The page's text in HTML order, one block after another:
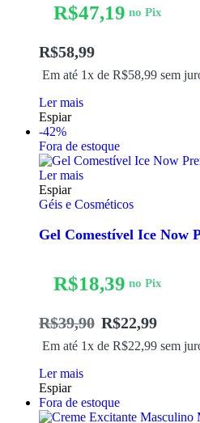
R$58,99
Em até 1x de R$58,99 sem
R$47,19 no Pix
Ler mais
Espiar
-42%
Fora de estoque
Ler mais
Espiar
Géis e Cosméticos
Gel Comestível Ice Now
R$39,90 R$22,99
Em até 1x de R$22,99 sem
R$18,39 no Pix
Ler mais
Espiar
Fora de estoque